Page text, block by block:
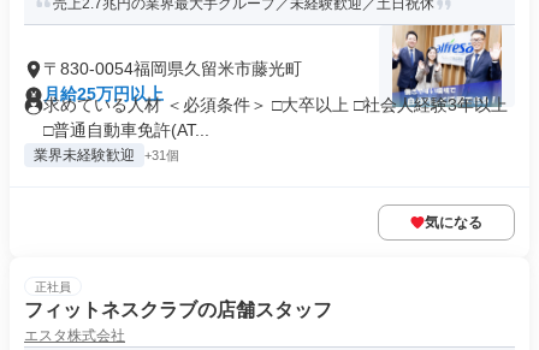
売上2.7兆円の業界最大手グループ／未経験歓迎／土日祝休
〒830-0054福岡県久留米市藤光町
月給25万円以上
求めている人材 ＜必須条件＞ □大卒以上 □社会人経験3年以上
□普通自動車免許(AT...
業界未経験歓迎 +31個
気になる
正社員
フィットネスクラブの店舗スタッフ
エスタ株式会社